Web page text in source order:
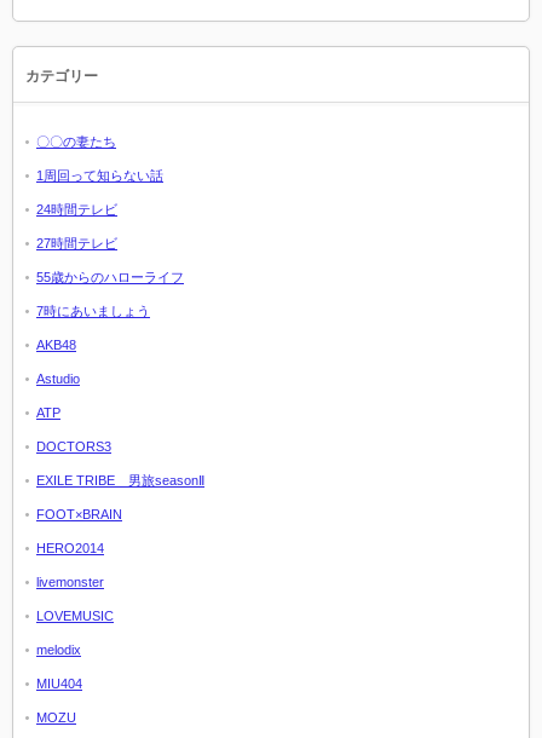
カテゴリー
〇〇の妻たち
1周回って知らない話
24時間テレビ
27時間テレビ
55歳からのハローライフ
7時にあいましょう
AKB48
Astudio
ATP
DOCTORS3
EXILE TRIBE 男旅seasonⅡ
FOOT×BRAIN
HERO2014
livemonster
LOVEMUSIC
melodix
MIU404
MOZU